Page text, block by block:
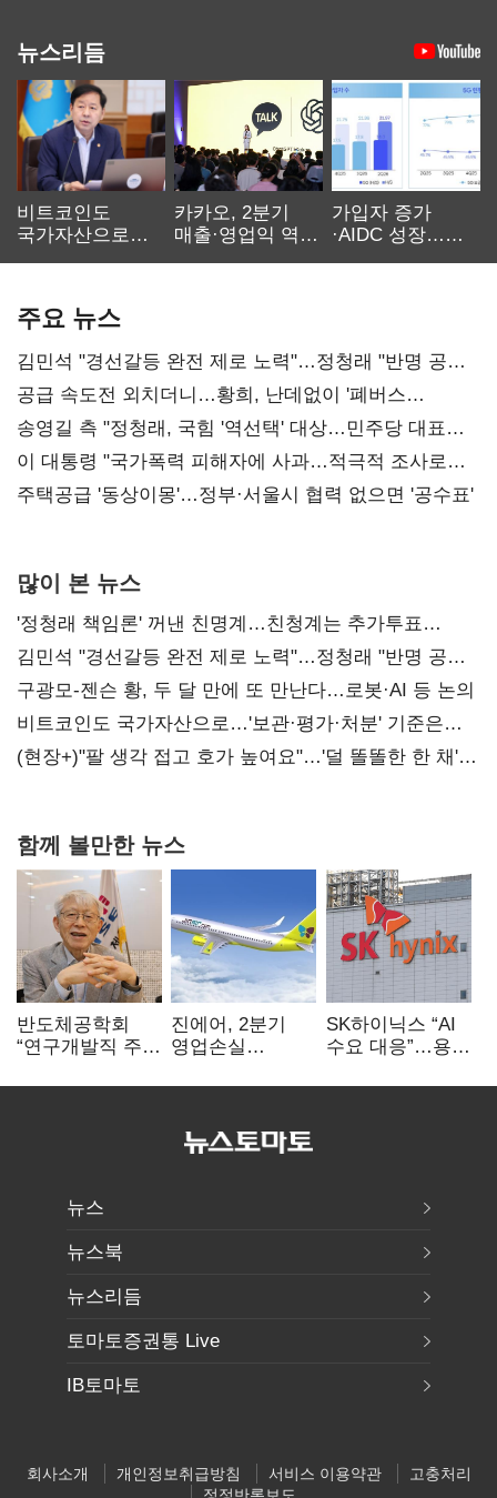
뉴스리듬
비트코인도
국가자산으로…'
카카오, 2분기
매출·영업익 역대
가입자 증가
·AIDC 성장…
주요 뉴스
김민석 "경선갈등 완전 제로 노력"…정청래 "반명 공세
사과부터"
공급 속도전 외치더니…황희, 난데없이 '폐버스
리모델링' 제안
송영길 측 "정청래, 국힘 '역선택' 대상…민주당 대표로
총선 지휘 못해"
이 대통령 "국가폭력 피해자에 사과…적극적 조사로
진실 밝혀야"
주택공급 '동상이몽'…정부·서울시 협력 없으면 '공수표'
많이 본 뉴스
'정청래 책임론' 꺼낸 친명계…친청계는 추가투표
때리기
김민석 "경선갈등 완전 제로 노력"…정청래 "반명 공세
사과부터"
구광모-젠슨 황, 두 달 만에 또 만난다…로봇·AI 등 논의
비트코인도 국가자산으로…'보관·평가·처분' 기준은
숙제
(현장+)"팔 생각 접고 호가 높여요"…'덜 똘똘한 한 채'
함께 볼만한 뉴스
반도체공학회
“연구개발직 주
개선해야”
진에어, 2분기
영업손실
상승 여파
SK하이닉스 “AI
수요 대응”…용인
투자
뉴스
뉴스북
뉴스리듬
토마토증권통 Live
IB토마토
회사소개 개인정보취급방침 서비스 이용약관
고충처리